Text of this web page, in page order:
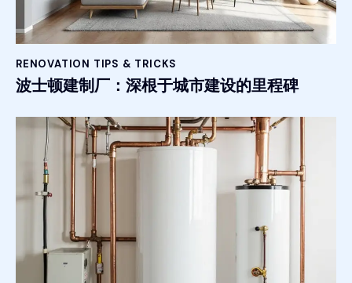
RENOVATION TIPS & TRICKS
波士顿建制厂：深根于城市建设的里程碑